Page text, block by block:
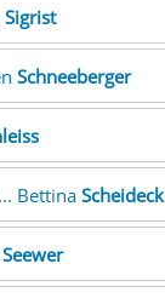
Sigrist
Schneeberger
Bettina Scheideck
Seewer